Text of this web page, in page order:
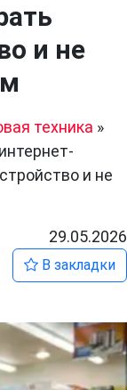
и не
техника »
и не
29.05.2026
В закладки